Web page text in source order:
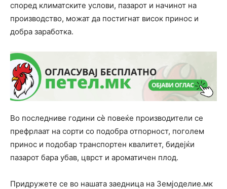
според климатските услови, пазарот и начинот на
производство, можат да постигнат висок принос и
добра заработка.
Во последниве години сè повеќе производители се
префрлаат на сорти со подобра отпорност, поголем
принос и подобар транспортен квалитет, бидејќи
пазарот бара убав, цврст и ароматичен плод.
Придружете се во нашата заедница на Земјоделие.мк